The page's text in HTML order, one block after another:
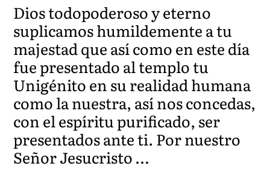
Dios todopoderoso y eterno
suplicamos humildemente a tu
majestad que así como en este día
fue presentado al templo tu
Unigénito en su realidad humana
como la nuestra, así nos concedas,
con el espíritu purificado, ser
presentados ante ti. Por nuestro
Señor Jesucristo …